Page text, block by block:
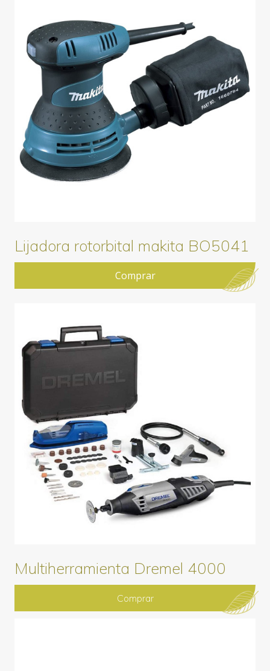
Lijadora rotorbital makita BO5041
Comprar
Multiherramienta Dremel 4000
Comprar